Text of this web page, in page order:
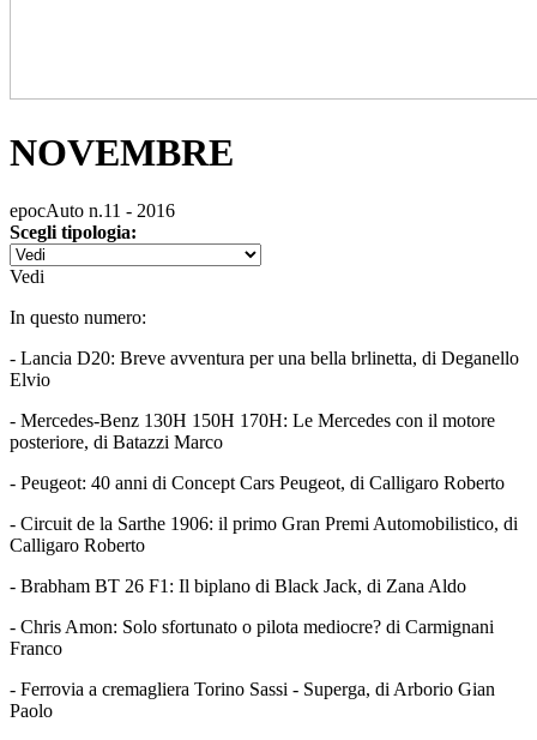
NOVEMBRE
epocAuto n.11 - 2016
Scegli tipologia:
Vedi
In questo numero:
- Lancia D20: Breve avventura per una bella brlinetta, di Deganello
Elvio
- Mercedes-Benz 130H 150H 170H: Le Mercedes con il motore
posteriore, di Batazzi Marco
- Peugeot: 40 anni di Concept Cars Peugeot, di Calligaro Roberto
- Circuit de la Sarthe 1906: il primo Gran Premi Automobilistico, di
Calligaro Roberto
- Brabham BT 26 F1: Il biplano di Black Jack, di Zana Aldo
- Chris Amon: Solo sfortunato o pilota mediocre? di Carmignani
Franco
- Ferrovia a cremagliera Torino Sassi - Superga, di Arborio Gian
Paolo